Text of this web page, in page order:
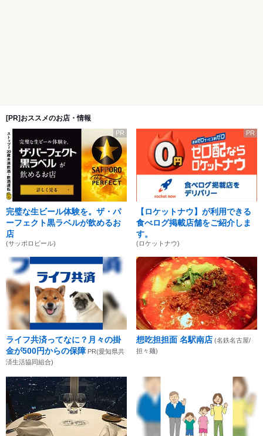
[PR]おススメのお店・情報
PR
完璧な生ビール体験を。ザ・パ
ーフェクト黒ラベルが飲めるお
店
(サッポロビール)
PR
【ロケットナウ】が利用できる
食べログ掲載店舗をご紹介しま
す。
(ロケットナウ)
ライフ共済ってなに？月々の掛
金が500円からの保障 PR(愛知県共
済生活協同組合)
想吃担担面 名駅南店 (名鉄名古屋/
担々麺)